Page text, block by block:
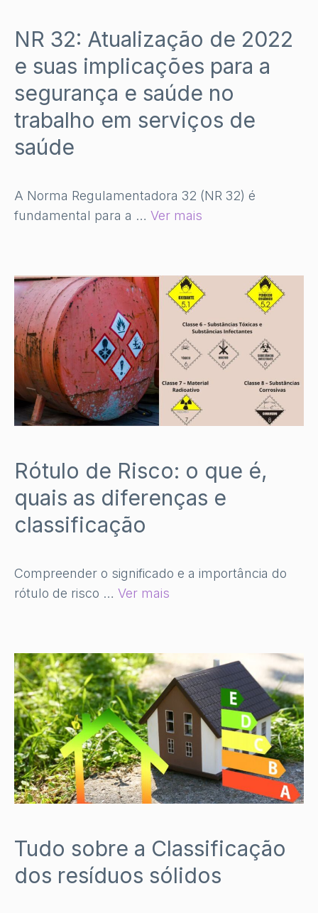
NR 32: Atualização de 2022
e suas implicações para a
segurança e saúde no
trabalho em serviços de
saúde
A Norma Regulamentadora 32 (NR 32) é
fundamental para a … Ver mais
Rótulo de Risco: o que é,
quais as diferenças e
classificação
Compreender o significado e a importância do
rótulo de risco … Ver mais
Tudo sobre a Classificação
dos resíduos sólidos